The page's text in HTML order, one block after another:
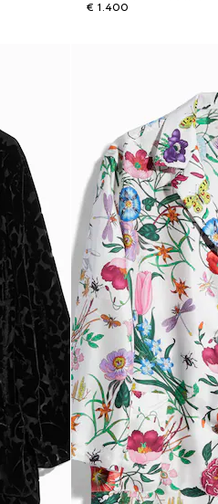
€ 1.400